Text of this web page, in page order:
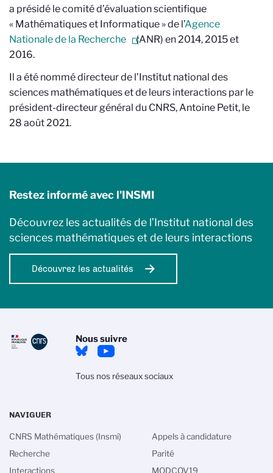
a présidé le comité d’évaluation scientifique
« Mathématiques et Informatique » de l’Agence
Nationale de la Recherche
(ANR) en 2014, 2015 et
2016.
Il a été nommé directeur de l’Institut national des
sciences mathématiques et de leurs interactions par le
président-directeur général du CNRS, Antoine Petit, le
28 août 2021.
Restez informé avec l'INSMI
Découvrez les actualités de l’Institut national des
sciences mathématiques et de leurs interactions
Découvrez les actualités
Nous suivre
Tous nos réseaux sociaux
NAVIGUER
CNRS Mathématiques (Insmi)
Recherche
Interactions
Appels à candidature
Parité
MODCOV19